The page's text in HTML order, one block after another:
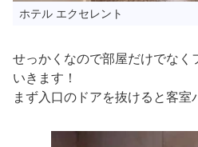
ホテル エクセレント
せっかくなので部屋だけでなく
いきます！
まず入口のドアを抜けると客室